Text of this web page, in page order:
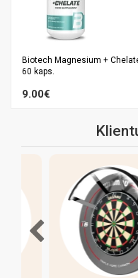
Biotech Magnesium +
60 kaps.
9.00€